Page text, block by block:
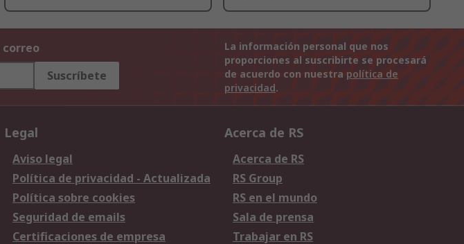
Suscríbete
La información personal que nos
proporciones al suscribirte se procesará
de acuerdo con nuestra política de
privacidad.
Legal
Aviso legal
Política de privacidad - Actualizada
Política sobre cookies
Seguridad de emails
Certificaciones de empresa
Acerca de RS
Acerca de RS
RS Group
RS en el mundo
Sala de prensa
Trabajar en RS